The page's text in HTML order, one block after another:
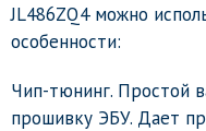
JL486ZQ4 можно
особенности:
Чип-тюнинг. Простой
прошивку ЭБУ. Дает